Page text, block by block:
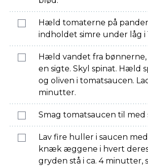
Hæld tomaterne på
indholdet simre under låg i
Hæld vandet fra bønnerne,
en sigte. Skyl spinat. Hæld
og oliven i tomatsaucen.
minutter.
Smag tomatsaucen til med
Lav fire huller i saucen
knæk æggene i hvert
gryden stå i ca. 4 minutter,